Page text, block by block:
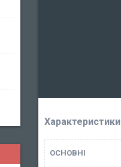
Характеристики
ОСНОВНІ